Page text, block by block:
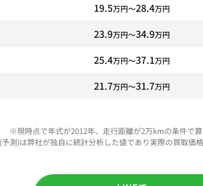
19.5万円〜28.4万円
23.9万円〜34.9万円
25.4万円〜37.1万円
21.7万円〜31.7万円
※現時点で年式が2012年、走行距離が2万kmの条件で算
測)は弊社が独自に統計分析した値であり実際の買取価